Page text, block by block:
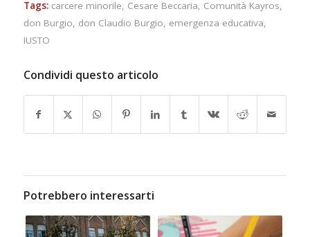
Tags: carcere minorile, Cesare Beccaria, Comunità Kayros,
don Burgio, don Claudio Burgio, emergenza educativa,
IUSTO
Condividi questo articolo
Potrebbero interessarti